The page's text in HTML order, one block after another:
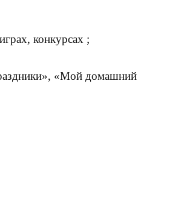
конкурсах ;
«Мой домашний